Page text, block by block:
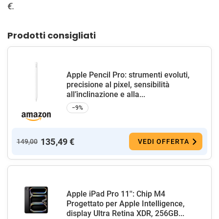
€.
Prodotti consigliati
Apple Pencil Pro: strumenti evoluti,
precisione al pixel, sensibilità
all’inclinazione e alla...
−9%
149,00 135,49 € VEDI OFFERTA
Apple iPad Pro 11'': Chip M4
Progettato per Apple Intelligence,
display Ultra Retina XDR, 256GB...